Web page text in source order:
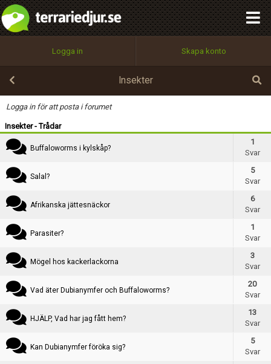
Logga in Skapa konto
Insekter
Logga in för att posta i forumet
Insekter - Trådar
Buffaloworms i kylskåp?
1
Svar
Salal?
5
Svar
Afrikanska jättesnäckor
6
Svar
Parasiter?
1
Svar
Mögel hos kackerlackorna
3
Svar
Vad äter Dubianymfer och Buffaloworms?
20
Svar
HJÄLP, Vad har jag fått hem?
13
Svar
Kan Dubianymfer föröka sig?
5
Svar
Kategori
Skapa tråd
Utför
100%
OK
integritetspolicy
Namn:
Epost:
Användarnamn:
Lösenord:
Terms of Service
Begär nytt lösenord
Tillbaka till förstasidan